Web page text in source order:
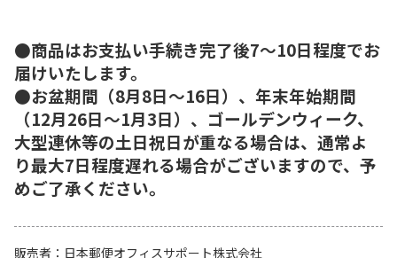
●商品はお支払い手続き完了後7～10日程度でお
届けいたします。
●お盆期間（8月8日～16日）、年末年始期間
（12月26日～1月3日）、ゴールデンウィーク、
大型連休等の土日祝日が重なる場合は、通常よ
り最大7日程度遅れる場合がございますので、予
めご了承ください。
販売者
日本郵便オフィスサポート株式会社